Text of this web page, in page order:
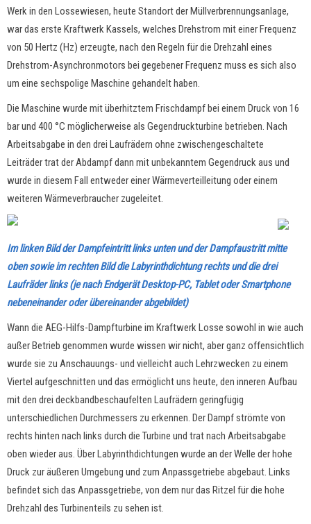
Werk in den Lossewiesen, heute Standort der Müllverbrennungsanlage,
war das erste Kraftwerk Kassels, welches Drehstrom mit einer Frequenz
von 50 Hertz (Hz) erzeugte, nach den Regeln für die Drehzahl eines
Drehstrom-Asynchronmotors bei gegebener Frequenz muss es sich also
um eine sechspolige Maschine gehandelt haben.
Die Maschine wurde mit überhitztem Frischdampf bei einem Druck von 16
bar und 400 °C möglicherweise als Gegendruckturbine betrieben. Nach
Arbeitsabgabe in den drei Laufrädern ohne zwischengeschaltete
Leiträder trat der Abdampf dann mit unbekanntem Gegendruck aus und
wurde in diesem Fall entweder einer Wärmeverteilleitung oder einem
weiteren Wärmeverbraucher zugeleitet.
Im linken Bild der Dampfeintritt links unten und der Dampfaustritt mitte
oben sowie im rechten Bild die Labyrinthdichtung rechts und die drei
Laufräder links (je nach Endgerät Desktop-PC, Tablet oder Smartphone
nebeneinander oder übereinander abgebildet)
Wann die AEG-Hilfs-Dampfturbine im Kraftwerk Losse sowohl in wie auch
außer Betrieb genommen wurde wissen wir nicht, aber ganz offensichtlich
wurde sie zu Anschauungs- und vielleicht auch Lehrzwecken zu einem
Viertel aufgeschnitten und das ermöglicht uns heute, den inneren Aufbau
mit den drei deckbandbeschaufelten Laufrädern geringfügig
unterschiedlichen Durchmessers zu erkennen. Der Dampf strömte von
rechts hinten nach links durch die Turbine und trat nach Arbeitsabgabe
oben wieder aus. Über Labyrinthdichtungen wurde an der Welle der hohe
Druck zur äußeren Umgebung und zum Anpassgetriebe abgebaut. Links
befindet sich das Anpassgetriebe, von dem nur das Ritzel für die hohe
Drehzahl des Turbinenteils zu sehen ist.